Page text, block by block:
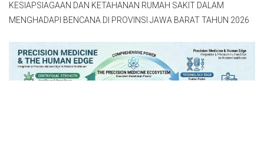
KESIAPSIAGAAN DAN KETAHANAN RUMAH SAKIT DALAM
MENGHADAPI BENCANA DI PROVINSI JAWA BARAT TAHUN 2026